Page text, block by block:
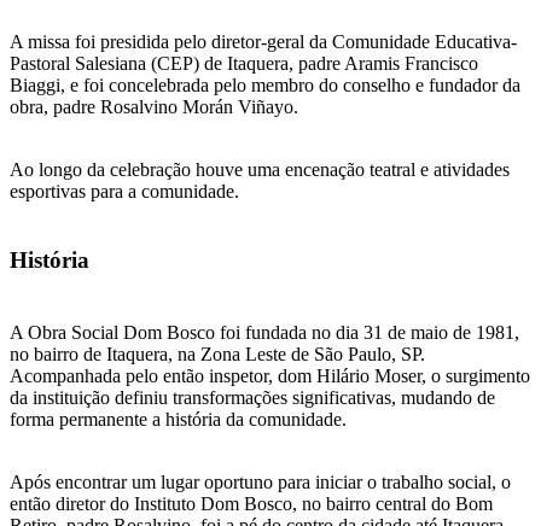
A missa foi presidida pelo diretor-geral da Comunidade Educativa-
Pastoral Salesiana (CEP) de Itaquera, padre Aramis Francisco
Biaggi, e foi concelebrada pelo membro do conselho e fundador da
obra, padre Rosalvino Morán Viñayo.
Ao longo da celebração houve uma encenação teatral e atividades
esportivas para a comunidade.
História
A Obra Social Dom Bosco foi fundada no dia 31 de maio de 1981,
no bairro de Itaquera, na Zona Leste de São Paulo, SP.
Acompanhada pelo então inspetor, dom Hilário Moser, o surgimento
da instituição definiu transformações significativas, mudando de
forma permanente a história da comunidade.
Após encontrar um lugar oportuno para iniciar o trabalho social, o
então diretor do Instituto Dom Bosco, no bairro central do Bom